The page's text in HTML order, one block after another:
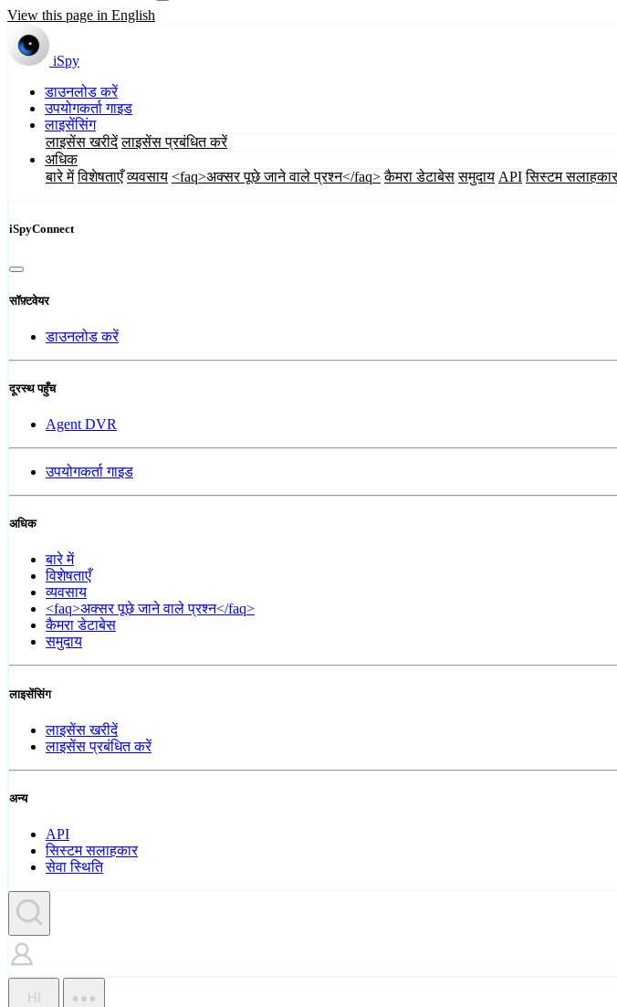
View this page in English
iSpy
डाउनलोड करें
उपयोगकर्ता गाइड
लाइसेंसिंग
लाइसेंस खरीदें लाइसेंस प्रबंधित करें
अधिक
बारे में विशेषताएँ व्यवसाय <faq>अक्सर पूछे जाने वाले प्रश्न</faq> कैमरा डेटाबेस समुदाय API सिस्टम सलाहकार
iSpyConnect
सॉफ़्टवेयर
डाउनलोड करें
दूरस्थ पहुँच
Agent DVR
उपयोगकर्ता गाइड
अधिक
बारे में
विशेषताएँ
व्यवसाय
<faq>अक्सर पूछे जाने वाले प्रश्न</faq>
कैमरा डेटाबेस
समुदाय
लाइसेंसिंग
लाइसेंस खरीदें
लाइसेंस प्रबंधित करें
अन्य
API
सिस्टम सलाहकार
सेवा स्थिति
HI